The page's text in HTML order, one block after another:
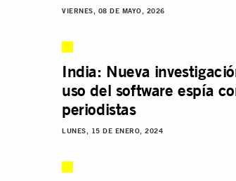
VIERNES, 08 DE MAYO, 2026
India: Nueva
uso del software espía
periodistas
LUNES, 15 DE ENERO, 2024